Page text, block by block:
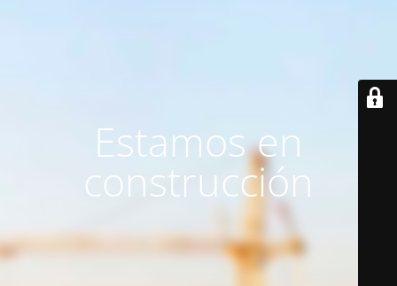
Estamos en
construcción